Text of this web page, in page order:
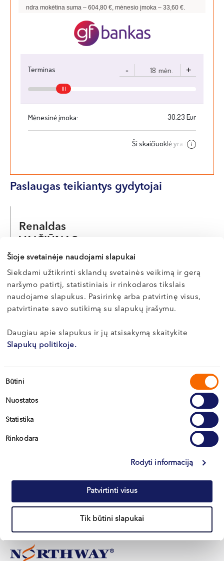
Šioje svetainėje naudojami slapukai
Siekdami užtikrinti sklandų svetainės veikimą ir gerą
naršymo patirtį, statistiniais ir rinkodaros tikslais
naudojame slapukus. Pasirinkę arba patvirtinę visus,
patvirtinate savo sutikimą su slapukų įrašymu.
Daugiau apie slapukus ir jų atsisakymą skaitykite
Slapukų politikoje.
Sutikimo
Būtini
Nuostatos
Statistika
Rinkodara
Rodyti informaciją
Patvirtinti visus
Tik būtini slapukai
VI, VII --
%, bendra mokėtina suma –604,80€, mėnesio įmoka –33,60€.
Paslaugas teikiantys gydytojai
Renaldas
Plastinės ir rekonstrukcinės chirurgijos gydytojas
LT , EN , RU , FR , PL
Klaipėda, Naujoji Uosto g. 9
Kretinga, J. Basanavičiaus g. 80
Marija
Klaipėda, Naujoji Uosto g. 9
Apie gydytoją